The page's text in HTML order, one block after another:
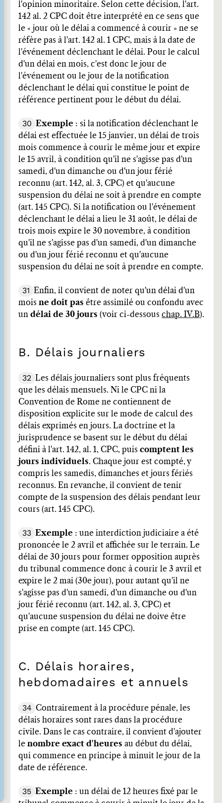
l'opinion minoritaire. Selon cette décision, l'art.
142 al. 2 CPC doit être interprété en ce sens que
le « jour où le délai a commencé à courir » ne se
réfère pas à l'art. 142 al. 1 CPC, mais à la date de
l'événement déclenchant le délai. Pour le calcul
d'un délai en mois, c'est donc le jour de
l'événement ou le jour de la notification
déclenchant le délai qui constitue le point de
référence pertinent pour le début du délai.
30 Exemple : si la notification déclenchant le
délai est effectuée le 15 janvier, un délai de trois
mois commence à courir le même jour et expire
le 15 avril, à condition qu'il ne s'agisse pas d'un
samedi, d'un dimanche ou d'un jour férié
reconnu (art. 142, al. 3, CPC) et qu'aucune
suspension du délai ne soit à prendre en compte
(art. 145 CPC). Si la notification ou l'événement
déclenchant le délai a lieu le 31 août, le délai de
trois mois expire le 30 novembre, à condition
qu'il ne s'agisse pas d'un samedi, d'un dimanche
ou d'un jour férié reconnu et qu'aucune
suspension du délai ne soit à prendre en compte.
31
Enfin, il convient de noter qu'un délai d'un
mois ne doit pas être assimilé ou confondu avec
un délai de 30 jours (voir ci-dessous chap. IV.B).
B. Délais journaliers
32
Les délais journaliers sont plus fréquents
que les délais mensuels. Ni le CPC ni la
Convention de Rome ne contiennent de
disposition explicite sur le mode de calcul des
délais exprimés en jours. La doctrine et la
jurisprudence se basent sur le début du délai
défini à l'art. 142, al. 1, CPC, puis comptent les
jours individuels. Chaque jour est compté, y
compris les samedis, dimanches et jours fériés
reconnus. En revanche, il convient de tenir
compte de la suspension des délais pendant leur
cours (art. 145 CPC).
33 Exemple : une interdiction judiciaire a été
prononcée le 2 avril et affichée sur le terrain. Le
délai de 30 jours pour former opposition auprès
du tribunal commence donc à courir le 3 avril et
expire le 2 mai (30e jour), pour autant qu'il ne
s'agisse pas d'un samedi, d'un dimanche ou d'un
jour férié reconnu (art. 142, al. 3, CPC) et
qu'aucune suspension du délai ne doive être
prise en compte (art. 145 CPC).
C. Délais horaires,
hebdomadaires et annuels
34
Contrairement à la procédure pénale, les
délais horaires sont rares dans la procédure
civile. Dans le cas contraire, il convient d'ajouter
le nombre exact d'heures au début du délai,
qui commence en principe à minuit le jour de la
date de référence.
35 Exemple : un délai de 12 heures fixé par le